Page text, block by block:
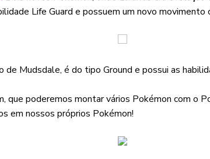
Life Guard e possuem um novo movimento
de Mudsdale, é do tipo Ground e possui as
que poderemos montar vários Pokémon com o
em nossos próprios Pokémon!